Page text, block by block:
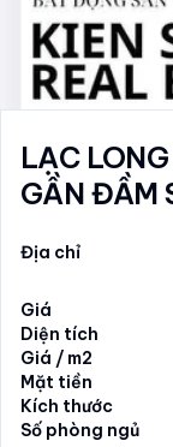
LẠC
GẦN ĐẦM
Địa chỉ
Giá
Diện tích
Giá / m2
Mặt tiền
Kích thước
Số phòng ngủ